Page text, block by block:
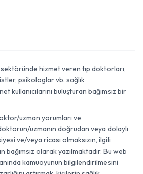
hizmet veren tıp doktorları,
psikologlar vb. sağlık
buluşturan bağımsız bir
uzman yorumları ve
uzmanın doğrudan veya dolaylı
ve/veya ricası olmaksızın, ilgili
bağımsız olarak yazılmaktadır. Bu web
kamuoyunun bilgilendirilmesini